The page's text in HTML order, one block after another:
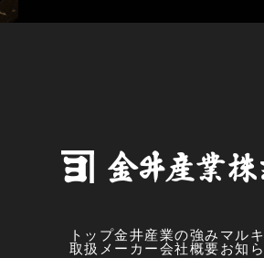
トップ金井産業の強み マル
取扱メーカー会社概要お知